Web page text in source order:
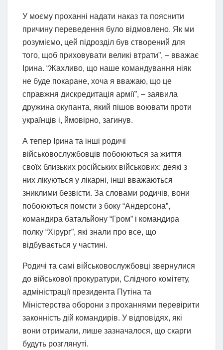
У моєму проханні надати наказ та пояснити
причину переведення було відмовлено. Як ми
розуміємо, цей підрозділ був створений для
того, щоб приховувати великі втрати”, – вважає
Ірина. “Жахливо, що наше командування ніяк
не буде покаране, хоча я вважаю, що це
справжня дискредитація армії”, – заявила
дружина окупанта, який пішов воювати проти
українців і, ймовірно, загинув.
А тепер Ірина та інші родичі
військовослужбовців побоюються за життя
своїх близьких російських військових: деякі з
них лікуються у лікарні, інші вважаються
зниклими безвісти. За словами родичів, вони
побоюються помсти з боку “Андерсона”,
командира батальйону “Гром” і командира
полку “Хірург”, які знали про все, що
відбувається у частині.
Родичі та самі військовослужбовці звернулися
до військової прокуратури, Слідчого комітету,
адміністрації президента Путіна та
Міністерства оборони з проханнями перевірити
законність дій командирів. У відповідях, які
вони отримали, лише зазначалося, що скарги
будуть розглянуті.